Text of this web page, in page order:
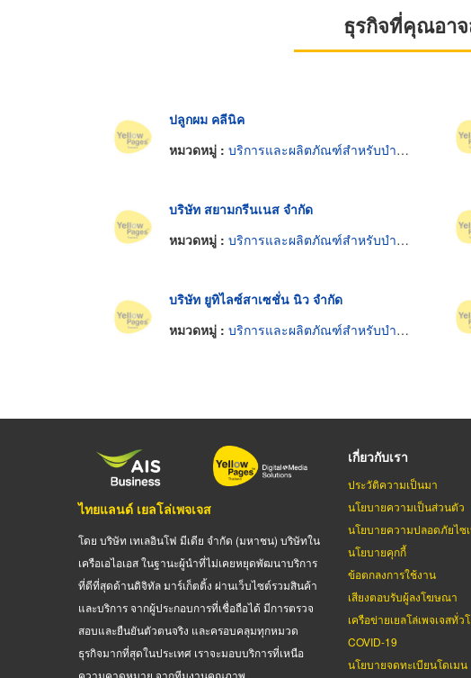
ธุรกิจที่คุณอา
ปลูกผม คลีนิค
หมวดหมู่ : บริการและผลิตภัณฑ์สำหรับบำรุงรักษาผม
บริษัท สยามกรีนเนส จำกัด
หมวดหมู่ : บริการและผลิตภัณฑ์สำหรับบำรุงรักษาผม
บริษัท ยูทิไลซ์สาเซชั่น นิว จำกัด
หมวดหมู่ : บริการและผลิตภัณฑ์สำหรับบำรุงรักษาผม
ไทยแลนด์ เยลโล่เพจเจส
โดย บริษัท เทเลอินโฟ มีเดีย จำกัด (มหาชน) บริษัทใน
เครือเอไอเอส ในฐานะผู้นำที่ไม่เคยหยุดพัฒนาบริการ
ที่ดีที่สุดด้านดิจิทัล มาร์เก็ตติ้ง ผ่านเว็บไซต์รวมสินค้า
และบริการ จากผู้ประกอบการที่เชื่อถือได้ มีการตรวจ
สอบและยืนยันตัวตนจริง และครอบคลุมทุกหมวด
ธุรกิจมากที่สุดในประเทศ เราจะมอบบริการที่เหนือ
ความคาดหมาย จากทีมงานคุณภาพ
เกี่ยวกับเรา
ประวัติความเป็นมา
นโยบายความเป็นส่วนตัว
นโยบายความปลอดภัยไซ
นโยบายคุกกี้
ข้อตกลงการใช้งาน
เสียงตอบรับผู้ลงโฆษณา
เครือข่ายเยลโล่เพจเจสทั่ว
COVID-19
นโยบายจดทะเบียนโดเมน